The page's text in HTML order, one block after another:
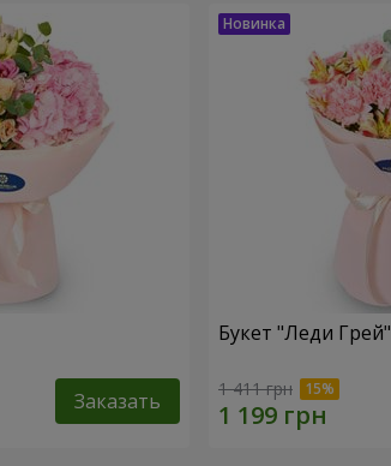
Заказать
Букет "Леди Грей"
1 411 грн